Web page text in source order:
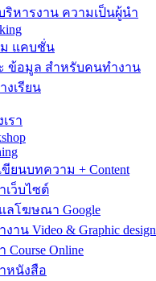
ริหารงาน ความเป็นผู้นำ
แคบชั่น
ข้อมูล สำหรับคนทำงาน
งเรียน
รา
ขียนบทความ + Content
เว็บไซต์
ลโฆษณา Google
งาน Video & Graphic design
Course Online
หนังสือ